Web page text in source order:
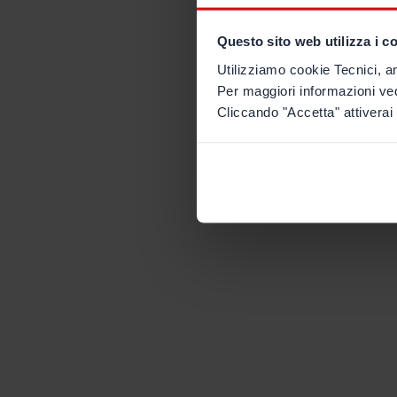
Questo sito web utilizza i
Utilizziamo cookie Tecnici,
Per maggiori informazioni
Cliccando "Accetta"